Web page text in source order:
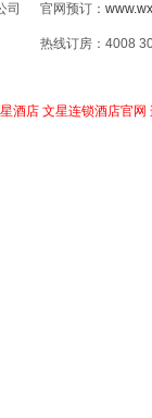
司 官网预订：
热线订房：4008
酒店 文星连锁酒店官网